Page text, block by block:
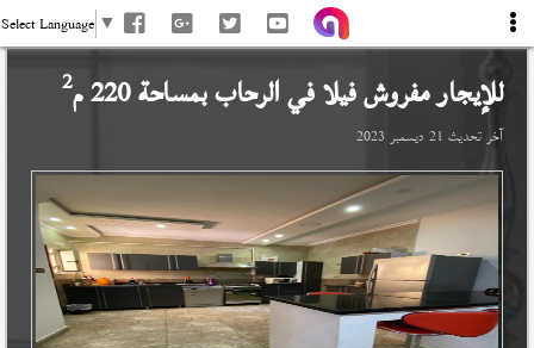
Select Language ▼
للإيجار مفروش فيلا فيالرحاببمساحة 220 م 2
آخر تحديث 21 ديسمبر 2023